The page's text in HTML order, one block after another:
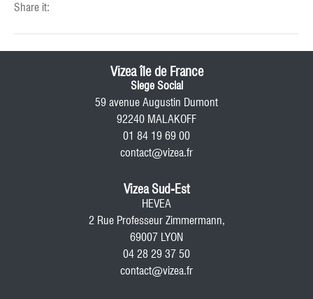
Share it:
Vizea île de France
Siege Social
59 avenue Augustin Dumont
92240 MALAKOFF
01 84 19 69 00
contact@vizea.fr
Vizea Sud-Est
HEVEA
2 Rue Professeur Zimmermann,
69007 LYON
04 28 29 37 50
contact@vizea.fr